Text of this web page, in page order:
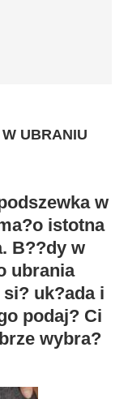
UBRANIU
w
istotna
B??dy w
ubrania
uk?ada i
podaj? Ci
wybra?